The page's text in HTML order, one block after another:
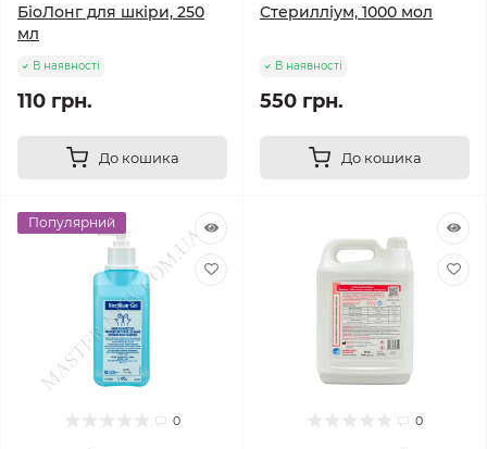
БіоЛонг для шкіри, 250
мл
В наявності
110 грн.
До кошика
Стерилліум, 1000 мол
В наявності
550 грн.
До кошика
Популярний
0 0